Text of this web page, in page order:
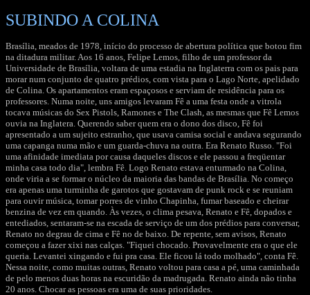
SUBINDO A COLINA
Brasília, meados de 1978, início do processo de abertura política que botou fim
na ditadura militar. Aos 16 anos, Felipe Lemos, filho de um professor da
Universidade de Brasília, voltara de uma estadia na Inglaterra com os pais para
morar num conjunto de quatro prédios, com vista para o Lago Norte, apelidado
de Colina. Os apartamentos eram espaçosos e serviam de residência para os
professores. Numa noite, uns amigos levaram Fê a uma festa onde a vitrola
tocava músicas do Sex Pistols, Ramones e The Clash, as mesmas que Fê Lemos
ouvia na Inglatera. Querendo saber quem era o dono dos disco, Fê foi
apresentado a um sujeito estranho, que usava camisa social e andava segurando
uma capanga numa mão e um guarda-chuva na outra. Era Renato Russo. "Foi
uma afinidade imediata por causa daqueles discos e ele passou a freqüentar
minha casa todo dia", lembra Fê. Logo Renato estava enturmado na Colina,
onde viria a se formar o núcleo da maioria das bandas de Brasília. No começo
era apenas uma turminha de garotos que gostavam de punk rock e se reuniam
para ouvir música, tomar porres de vinho Chapinha, fumar baseado e cheirar
benzina de vez em quando. Às vezes, o clima pesava, Renato e Fê, dopados e
entediados, sentaram-se na escada de serviço de um dos prédios para conversar,
Renato no degrau de cima e Fê no de baixo. De repente, sem avisos, Renato
começou a fazer xixi nas calças. "Fiquei chocado. Provavelmente era o que ele
queria. Levantei xingando e fui pra casa. Ele ficou lá todo molhado", conta Fê.
Nessa noite, como muitas outras, Renato voltou para casa a pé, uma caminhada
de pelo menos duas horas na escuridão da madrugada. Renato ainda não tinha
20 anos. Chocar as pessoas era uma de suas prioridades.